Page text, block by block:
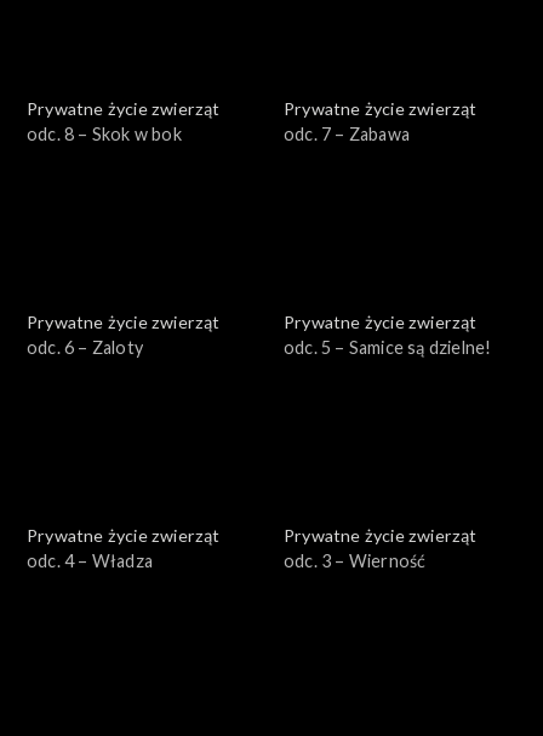
Prywatne życie zwierząt
odc. 8 – Skok w bok
Prywatne życie zwierząt
odc. 7 – Zabawa
Prywatne życie zwierząt
odc. 6 – Zaloty
Prywatne życie zwierząt
odc. 5 – Samice są dzielne!
Prywatne życie zwierząt
odc. 4 – Władza
Prywatne życie zwierząt
odc. 3 – Wierność